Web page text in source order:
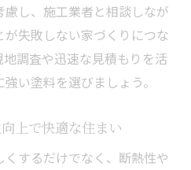
し、施工業者と相談しなが
失敗しない家づくりにつな
調査や迅速な見積もりを活
い塗料を選びましょう。
上で快適な住まい
するだけでなく、断熱性や